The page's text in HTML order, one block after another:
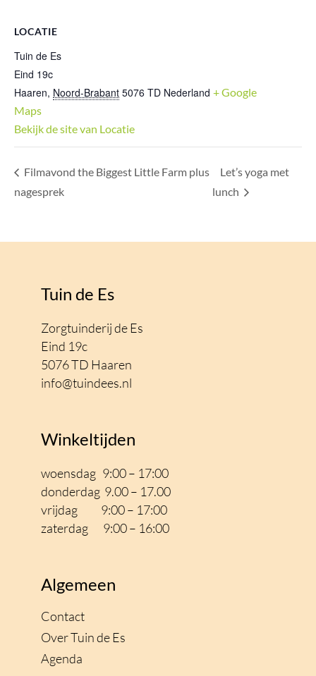
LOCATIE
Tuin de Es
Eind 19c
Haaren, Noord-Brabant 5076 TD Nederland + Google
Maps
Bekijk de site van Locatie
Filmavond the Biggest Little Farm plus
nagesprek
Let’s yoga met
lunch
Tuin de Es
Zorgtuinderij de Es
Eind 19c
5076 TD Haaren
info@tuindees.nl
Winkeltijden
woensdag 9:00 – 17:00
donderdag 9.00 – 17.00
vrijdag 9:00 – 17:00
zaterdag 9:00 – 16:00
Algemeen
Contact
Over Tuin de Es
Agenda